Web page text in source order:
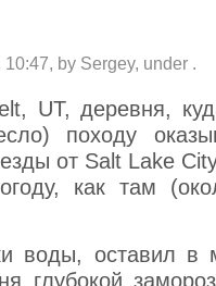
by Sergey, under .
UT, деревня,
походу
от Salt Lake
как там
воды, оставил в
глубокой